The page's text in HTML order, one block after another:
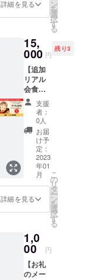
者様個
らせし
ます。
3名限定
です。
《リ
ターン
実行の
流れ》
添削し
てほし
いツ
イート
をDMに
て個別
に確
改善点
のアド
ていた
だきま
す。 ↓
リター
RSCHE
のアカ
ウント
をご記
入くだ
さい。
クラウ
ドファ
ンディ
ング終
了後、
CAMPF
IREの
メッ
セージ
機能に
て支援
者様個
らせし
ます。
3名限定
です。
《リ
Twitter
フォロ
万人の
ひまわ
りコー
チ りょ
うじと
オンラ
インで
サシ飲
みがで
きる権
利で
す。 お
酒が飲
めない
方のご
支援も
大歓迎
しま
しょ
う！ 日
程：
メール
詳細を見る ン
を
選
択
す
る
15,
000 円
残り3
【追加
リアル
会食
権】 50
万円達
成あり
がとう
記念！
リター
ンを追
加しま
した。
Twitter
フォロ
ワー2.4
万人の
りコー
チ りょ
うじと
実際に
会って
支援
者：
0人
お届
け予
定：
2023
年01
月
詳細を見る
こ
の
リ
タ
ー
ン
を
選
択
す
る
1,0
00 円
【お礼
のメー